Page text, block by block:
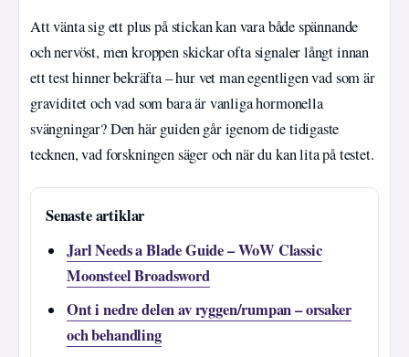
Att vänta sig ett plus på stickan kan vara både spännande
och nervöst, men kroppen skickar ofta signaler långt innan
ett test hinner bekräfta – hur vet man egentligen vad som är
graviditet och vad som bara är vanliga hormonella
svängningar? Den här guiden går igenom de tidigaste
tecknen, vad forskningen säger och när du kan lita på testet.
Senaste artiklar
Jarl Needs a Blade Guide – WoW Classic
Moonsteel Broadsword
Ont i nedre delen av ryggen/rumpan – orsaker
och behandling